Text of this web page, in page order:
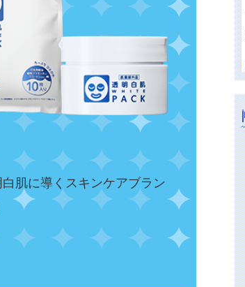
肌に導くスキンケアブラン
め オレンジパワーで夏の地肌すっきり、毛先までさらさらに！